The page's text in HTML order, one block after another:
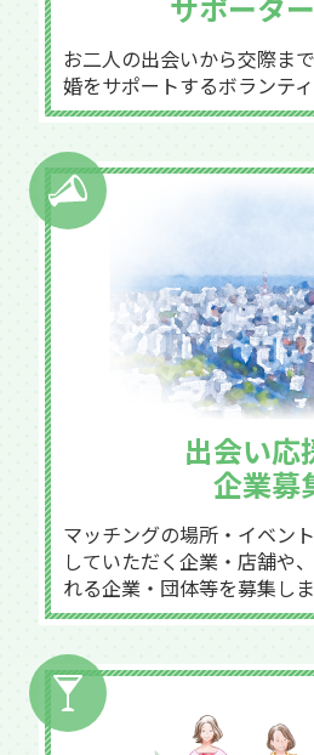
お二人の出会いから交際ま
婚をサポートするボランティ
出会い応
企業募
マッチングの場所・イベン
していただく企業・店舗や
れる企業・団体等を募集しま